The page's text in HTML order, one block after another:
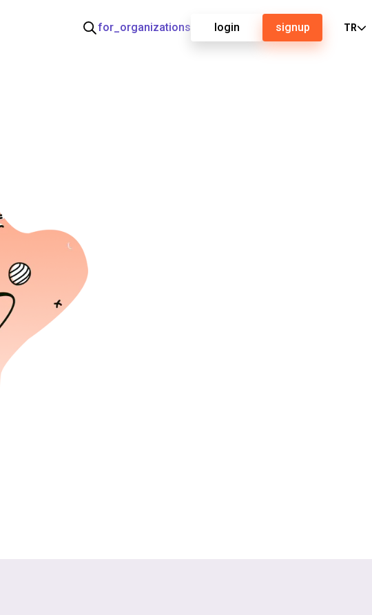
for_organizations login signup TR